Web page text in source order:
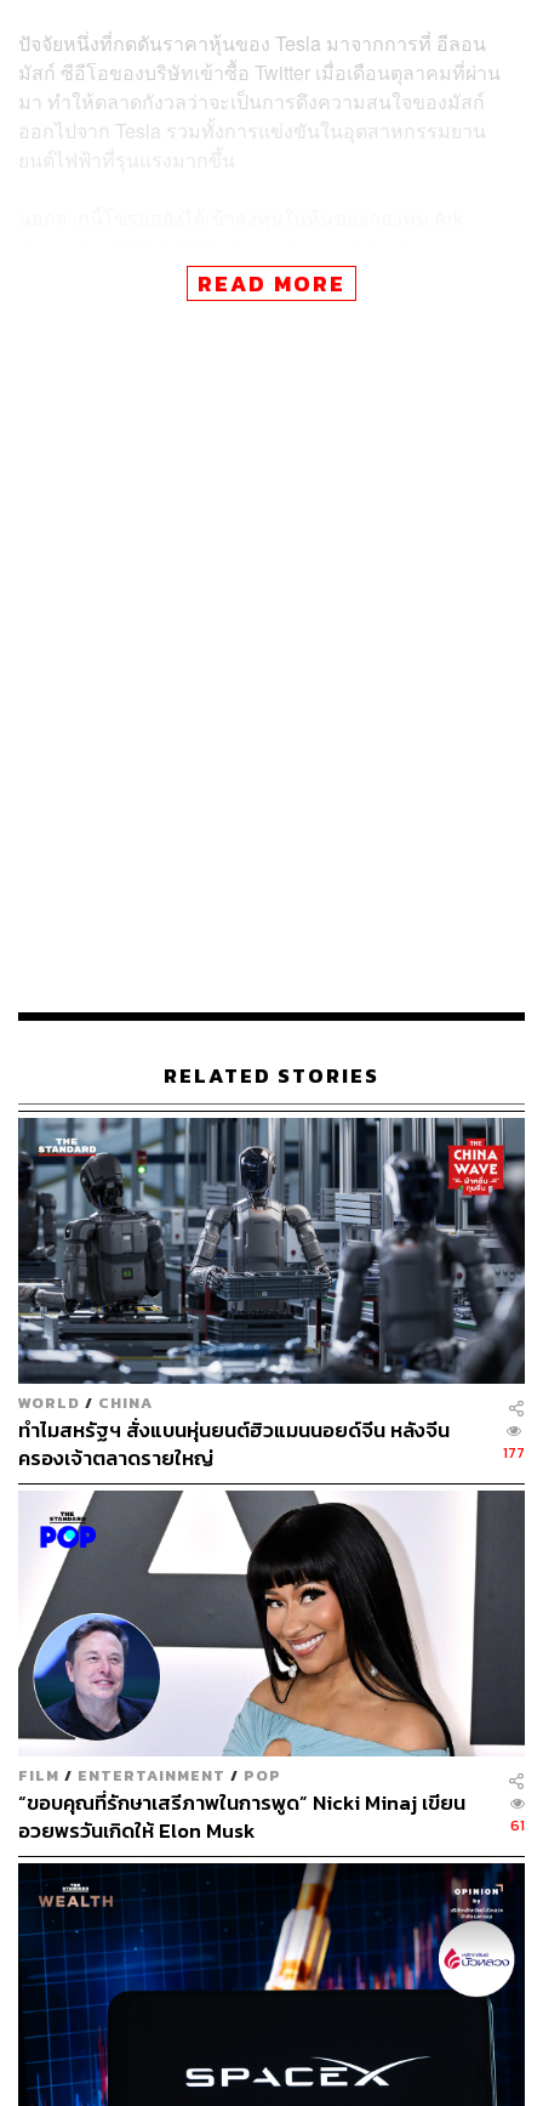
ปัจจัยหนึ่งที่กดดันราคาหุ้นของ Tesla มาจากการที่ อีลอน
มัสก์ ซีอีโอของบริษัทเข้าซื้อ Twitter เมื่อเดือนตุลาคมที่ผ่าน
มา ทำให้ตลาดกังวลว่าจะเป็นการดึงความสนใจของมัสก์
ออกไปจาก Tesla รวมทั้งการแข่งขันในอุตสาหกรรมยาน
ยนต์ไฟฟ้าที่รุนแรงมากขึ้น
ARKK ได้ถือครองหุ้น Tesla มากที่สุดในพอร์ต
ลิตรถกระบะไฟฟ้า
นาดใหญ่ อย่าง Amazon และ Alphabet อีกครั้ง
Tesla เปิดสถานี Supercharger แห่งแรกไทย ณ เซ็นทรั
ลเวิลด์ ตั้งเป้าเปิดอย่างน้อย 13 แห่งภายในปีนี้
อ้างอิง:
https://www.marketwatch.com/story/george-soros-loa
ds-up-on-tesla-and-these-other-beaten-down-stocks-
ebaec5d4?fbclid=IwAR3LZli7ZR-Sw62jNN_ePzRz
Gl3TNwaSmMeTdqpR54PXsizw-dHvEjv_fgg&mibe
xtid=Zxz2cZ
สามารถติดตาม THE STANDARD WEALTH
ผ่านแอปพลิเคชันต่างๆ ที่คุณสะดวกหรือใช้งานอยู่แล้วได้เลย
TAGS: Tesla George Soros
ARK Innovation ETF
Soros Fund Management
จอร์จ โซรอส หุ้น Tesla
86
ABOUT THE AUTHOR
STANDARD WEALTH
READ MORE
RELATED STORIES
WORLD / CHINA
ทำไมสหรัฐฯ สั่งแบนหุ่นยนต์ฮิวแมนนอยด์จีน หลังจีน
ครองเจ้าตลาดรายใหญ่
177
FILM / ENTERTAINMENT / POP
“ขอบคุณที่รักษาเสรีภาพในการพูด” Nicki Minaj เขียน
อวยพรวันเกิดให้ Elon Musk
61